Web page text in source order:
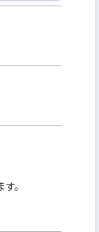
きますと、弊
総額を向上さ
プライアンス
ん。
オーナー様に
いくことが信
。